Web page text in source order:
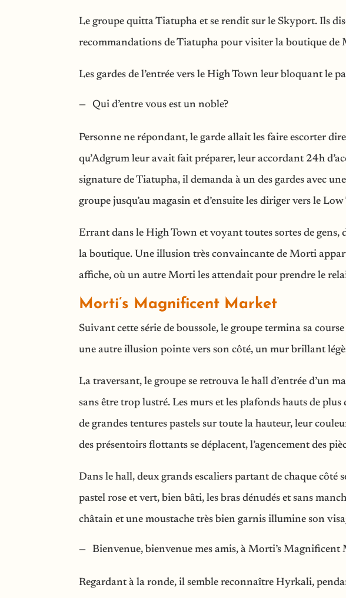
Le groupe quitta Tiatupha et se rendit sur le Skyport. Ils
recommandations de Tiatupha pour visiter la boutique
Les gardes de l’entrée vers le High Town leur bloquant le
Qui d’entre vous est un noble?
Personne ne répondant, le garde allait les faire escorter
qu’Adgrum leur avait fait préparer, leur accordant 24h
signature de Tiatupha, il demanda à un des gardes avec
groupe jusqu’au magasin et d’ensuite les diriger vers le
Errant dans le High Town et voyant toutes sortes de
la boutique. Une illusion très convaincante de Morti
affiche, où un autre Morti les attendait pour prendre le
Morti’s Magnificent Market
Suivant cette série de boussole, le groupe termina sa
une autre illusion pointe vers son côté, un mur brillant
La traversant, le groupe se retrouva le hall d’entrée d’un
sans être trop lustré. Les murs et les plafonds hauts de
de grandes tentures pastels sur toute la hauteur, leur
des présentoirs flottants se déplacent, l’agencement des
Dans le hall, deux grands escaliers partant de chaque
pastel rose et vert, bien bâti, les bras dénudés et sans
châtain et une moustache très bien garnis illumine son
Bienvenue, bienvenue mes amis, à Morti’s
Regardant à la ronde, il semble reconnaître Hyrkali,